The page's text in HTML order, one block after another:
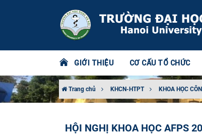
GIỚI THIỆU CƠ CẤU TỔ CHỨC
Trang chủ KHCN-HTPT KHOA HỌC
HỘI NGHỊ KHOA HỌC AFPS